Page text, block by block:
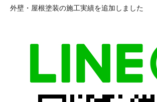
外壁・屋根塗装の施工実績を追加しました